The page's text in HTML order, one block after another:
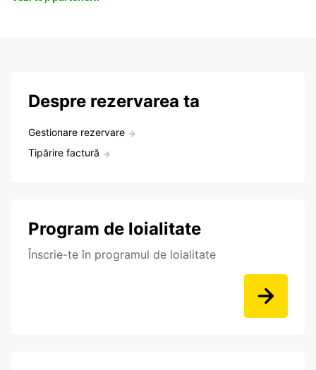
Despre rezervarea ta
Gestionare rezervare
Tipărire factură
Program de loialitate
Înscrie-te în programul de loialitate